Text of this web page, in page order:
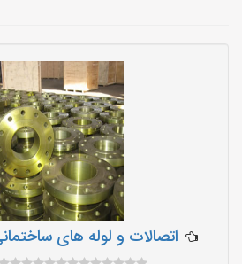
اتصالات و لوله های